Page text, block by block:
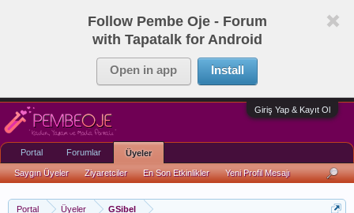
Follow Pembe Oje - Forum
with Tapatalk for Android
Open in app Install
Giriş Yap & Kayıt Ol
Portal Üyeler GSibel
Portal Forumlar Üyeler
Saygın Üyeler Ziyaretciler En Son Etkinlikler Yeni Profil Mesajı